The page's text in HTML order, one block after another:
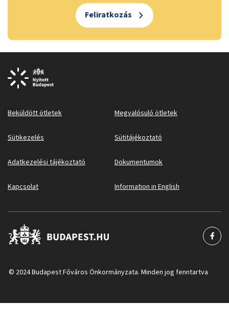
Feliratkozás
Beküldött ötletek Megvalósuló ötletek
Sütikezelés Sütitájékoztató
Adatkezelési tájékoztató Dokumentumok
Kapcsolat Information in English
© 2024 Budapest Főváros Önkormányzata. Minden jog fenntartva